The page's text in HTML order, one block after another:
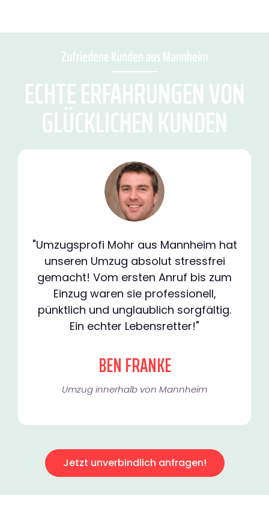
Zufriedene Kunden aus Mannheim
ECHTE ERFAHRUNGEN VON
GLÜCKLICHEN KUNDEN
"Umzugsprofi Mohr aus Mannheim hat
unseren Umzug absolut stressfrei
gemacht! Vom ersten Anruf bis zum
Einzug waren sie professionell,
pünktlich und unglaublich sorgfältig.
Ein echter Lebensretter!"
BEN FRANKE
Umzug innerhalb von Mannheim​
Jetzt unverbindlich anfragen!